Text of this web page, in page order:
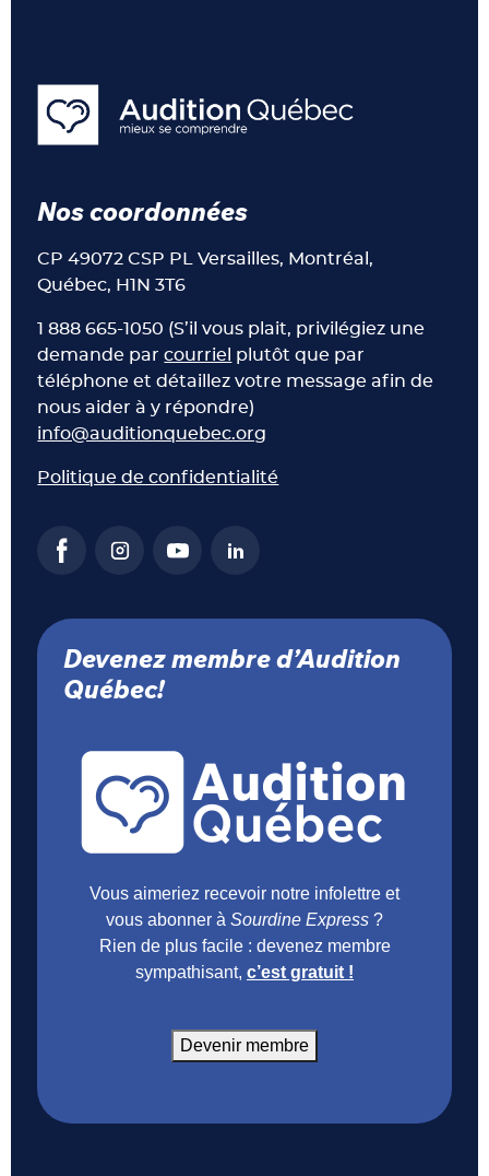
Nos coordonnées
CP 49072 CSP PL Versailles, Montréal,
Québec, H1N 3T6
1 888 665-1050 (S’il vous plait, privilégiez une
demande parcourriel plutôt que par
téléphone et détaillez votre message afin de
nous aider à y répondre)
info@auditionquebec.org
Politique de confidentialité
Devenez membre d’Audition
Québec!
Vous aimeriez recevoir notre infolettre et
vous abonner à Sourdine Express ?
Rien de plus facile : devenez membre
sympathisant, c’est gratuit !
Devenir membre